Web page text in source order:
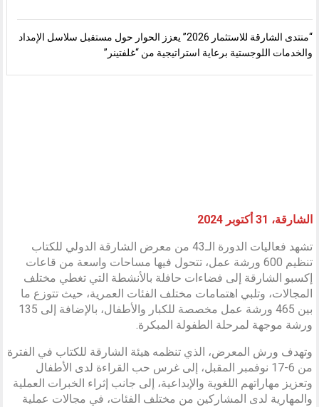
“منتدى الشارقة للاستثمار 2026” يعزز الحوار حول مستقبل سلاسل الإمداد
والخدمات اللوجستية برعاية استراتيجية من “غلفتينر”
الشارقة، 31 أكتوبر 2024
تشهد فعاليات الدورة الـ43 من معرض الشارقة الدولي للكتاب
تنظيم 600 ورشة عمل، تتحول فيها مساحات واسعة من قاعات
إكسبو الشارقة إلى فضاءات حافلة بالأنشطة التي تغطي مختلف
المجالات، وتلبي اهتمامات مختلف الفئات العمرية، حيث تتوزع ما
بين 465 ورشة عمل مخصصة للكبار والأطفال، بالإضافة إلى 135
ورشة موجهة لمرحلة الطفولة المبكرة.
وتهدف ورش المعرض، الذي تنظمه هيئة الشارقة للكتاب في الفترة
من 6-17 نوفمبر المقبل، إلى غرس حب القراءة لدى الأطفال
وتعزيز مهاراتهم اللغوية والإبداعية، إلى جانب إثراء الخبرات العملية
والمهارية لدى المشاركين من مختلف الفئات، في مجالات عملية